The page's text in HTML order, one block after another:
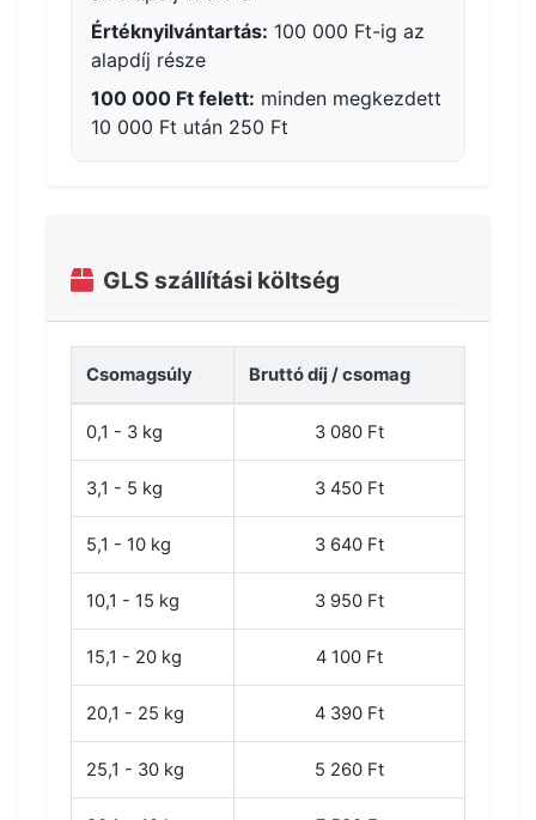
Értéknyilvántartás: 100 000 Ft-ig az
alapdíj része
100 000 Ft felett: minden megkezdett
10 000 Ft után 250 Ft
GLS szállítási költség
Csomagsúly Bruttó díj / csomag
0,1 - 3 kg 3 080 Ft
3,1 - 5 kg 3 450 Ft
5,1 - 10 kg 3 640 Ft
10,1 - 15 kg 3 950 Ft
15,1 - 20 kg 4 100 Ft
20,1 - 25 kg 4 390 Ft
25,1 - 30 kg 5 260 Ft